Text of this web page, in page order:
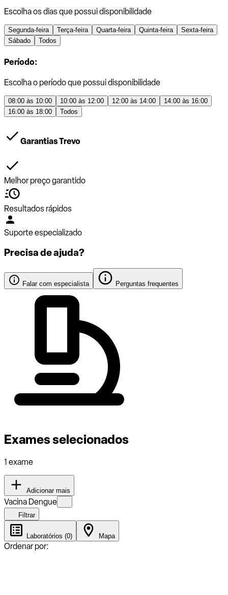
Escolha os dias que possui disponibilidade
Segunda-feira Terça-feira Quarta-feira Quinta-feira
Sexta-feira
Sábado
Todos
Período:
Escolha o período que possui disponibilidade
08:00 às 10:00 10:00 às 12:00 12:00 às 14:00
14:00 às 16:00
16:00 às 18:00
Todos
Garantias Trevo
Melhor preço garantido
Resultados rápidos
Suporte especializado
Precisa de ajuda?
Falar com especialista Perguntas frequentes
Exames selecionados
1 exame
Adicionar mais
Vacina Dengue
Filtrar
Laboratórios (0) Mapa
Ordenar por: